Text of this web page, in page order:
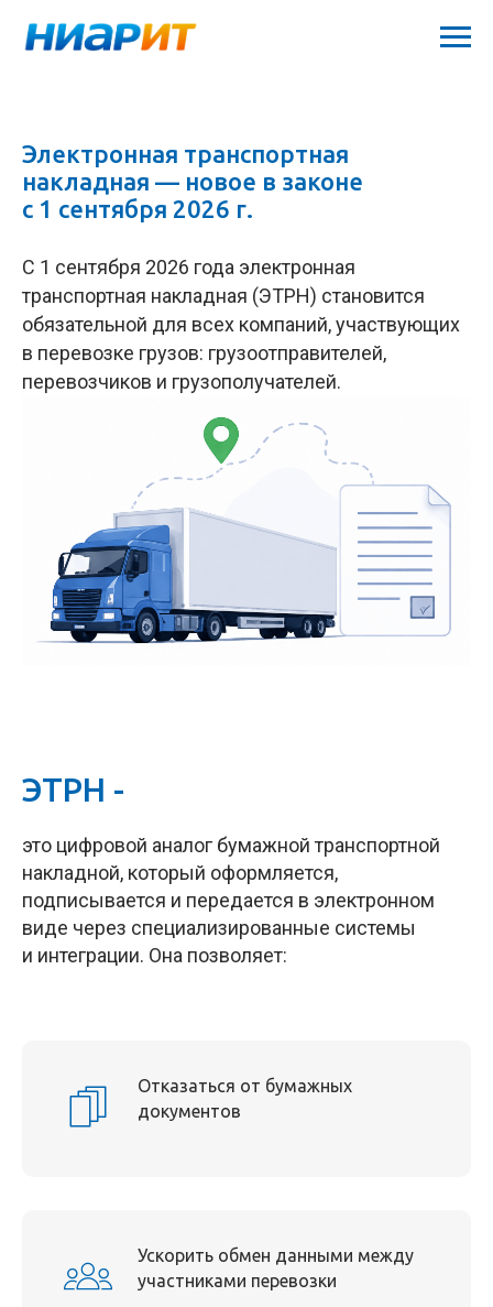
Электронная транспортная
накладная — новое в законе
с 1 сентября 2026 г.
С 1 сентября 2026 года электронная
транспортная накладная (ЭТРН) становится
обязательной для всех компаний, участвующих
в перевозке грузов: грузоотправителей,
перевозчиков и грузополучателей.
ЭТРН -
это цифровой аналог бумажной транспортной
накладной, который оформляется,
подписывается и передается в электронном
виде через специализированные системы
и интеграции. Она позволяет:
Отказаться от бумажных
документов
Ускорить обмен данными между
участниками перевозки